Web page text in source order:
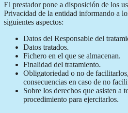
El prestador pone a disposición de los
Privacidad de la entidad informando a
siguientes aspectos:
Datos del Responsable del
Datos tratados.
Fichero en el que se almacenan.
Finalidad del tratamiento.
Obligatoriedad o no de
consecuencias en caso de no
Sobre los derechos que asisten a
procedimiento para ejercitarlos.